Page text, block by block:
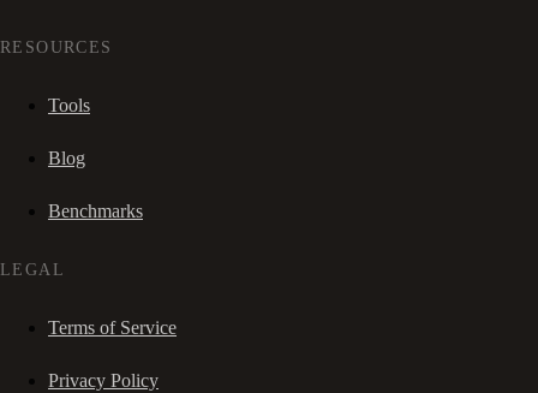
RESOURCES
Tools
Blog
Benchmarks
LEGAL
Terms of Service
Privacy Policy